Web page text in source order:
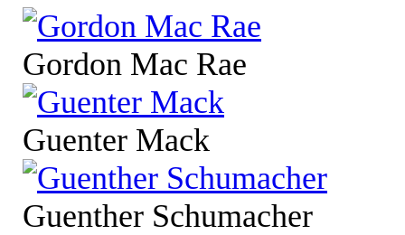
Gordon Mac Rae
Guenter Mack
Guenther Schumacher